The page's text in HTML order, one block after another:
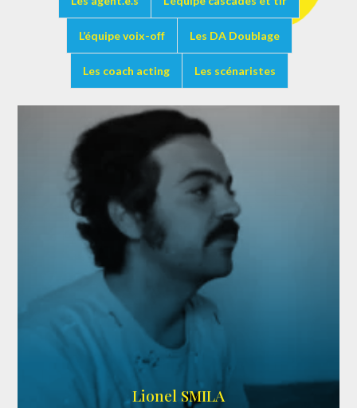
L’équipe voix-off Les DA Doublage
Les coach acting Les scénaristes
Lionel SMILA